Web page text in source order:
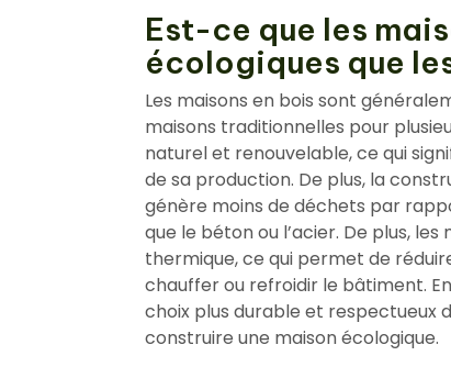
Est-ce que les
écologiques que
Les maisons en bois sont
maisons traditionnelles pour
naturel et renouvelable, ce qui
de sa production. De plus, la
génère moins de déchets par
que le béton ou l’acier. De plus,
thermique, ce qui permet de
chauffer ou refroidir le bâtiment.
choix plus durable et respectueux
construire une maison écologique.